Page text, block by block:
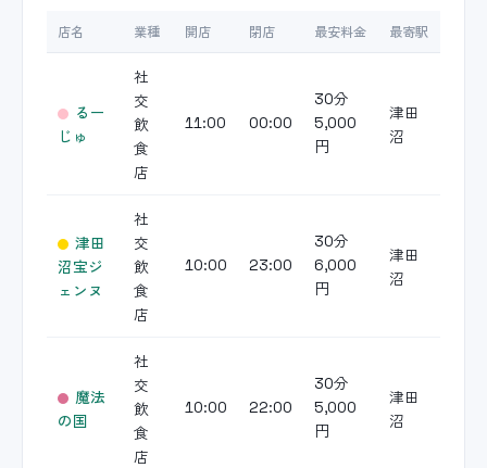
店名 業種 開店 閉店 最安料金 最寄駅
るー
じゅ
社
交
飲
食
店
11:00 00:00
30分
5,000
円
津田
沼
津田
沼宝ジ
ェンヌ
社
交
飲
食
店
10:00 23:00
30分
6,000
円
津田
沼
魔法
の国
社
交
飲
食
店
10:00 22:00
30分
5,000
円
津田
沼